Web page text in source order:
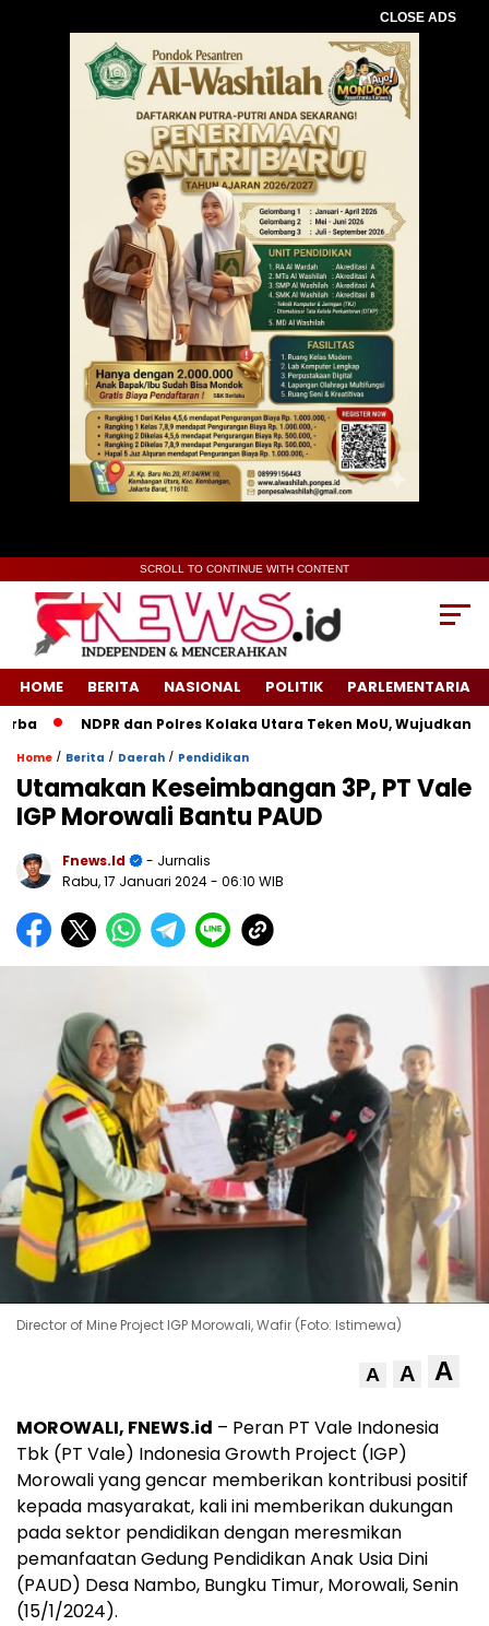
CLOSE ADS
SCROLL TO CONTINUE WITH CONTENT
HOME BERITA NASIONAL POLITIK PARLEMENTARIA
NDPR dan Polres Kolaka Utara Teken MoU, Wujudkan
Home / Berita / Daerah / Pendidikan
Utamakan Keseimbangan 3P, PT Vale
IGP Morowali Bantu PAUD
Fnews.id
- Jurnalis
Rabu, 17 Januari 2024- 06:10 WIB
Director of Mine Project IGP Morowali, Wafir (Foto: Istimewa)
A A A
MOROWALI, FNEWS.id – Peran PT Vale Indonesia
Tbk (PT Vale) Indonesia Growth Project (IGP)
Morowali yang gencar memberikan kontribusi positif
kepada masyarakat, kali ini memberikan dukungan
pada sektor pendidikan dengan meresmikan
pemanfaatan Gedung Pendidikan Anak Usia Dini
(PAUD) Desa Nambo, Bungku Timur, Morowali, Senin
(15/1/2024).